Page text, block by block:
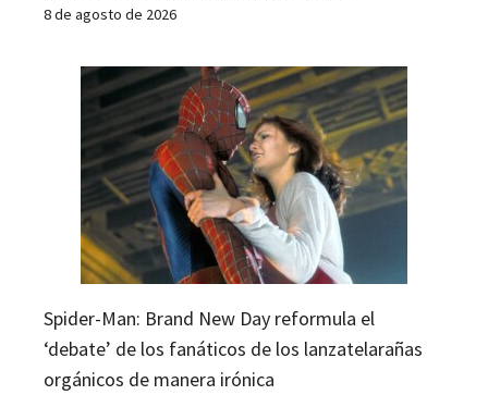
8 de agosto de 2026
Spider-Man: Brand New Day reformula el
‘debate’ de los fanáticos de los lanzatelarañas
orgánicos de manera irónica